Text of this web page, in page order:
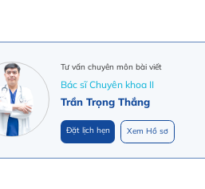
Tư vấn chuyên môn bài viết
Bác sĩ Chuyên khoa II
Trần Trọng Thắng
Đặt lịch hẹn Xem Hồ sơ